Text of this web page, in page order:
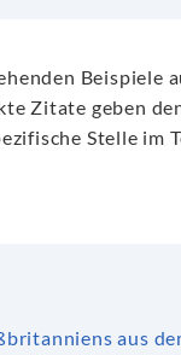
Beispiele
Zitate geben
Stelle im
aus